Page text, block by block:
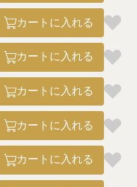
カートに入れる
カートに入れる
カートに入れる
カートに入れる
カートに入れる